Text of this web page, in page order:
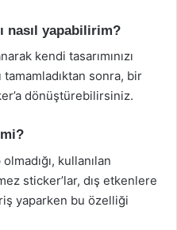
nasıl yapabilirim?
kendi tasarımınızı
tamamladıktan sonra, bir
dönüştürebilirsiniz.
kullanılan
sticker’lar, dış etkenlere
yaparken bu özelliği